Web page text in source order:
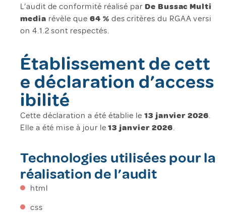
L’audit de conformité réalisé par De Bussac Multi
media révèle que 64 % des critères du RGAA versi
on 4.1.2 sont respectés.
Établissement de cett
e déclaration d’access
ibilité
Cette déclaration a été établie le 13 janvier 2026.
Elle a été mise à jour le13 janvier 2026.
Technologies utilisées pour la
réalisation de l’audit
html
css